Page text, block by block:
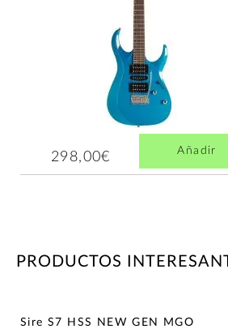
298,00€ Añadir
PRODUCTOS
Sire S7 HSS NEW GEN MGO